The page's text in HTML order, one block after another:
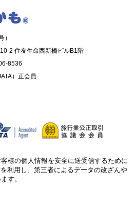
）
2 住友生命西新橋ビルB1階
8536
）正会員
様の個人情報を安全に送受信するために
利用し、第三者によるデータの改ざんや
す。